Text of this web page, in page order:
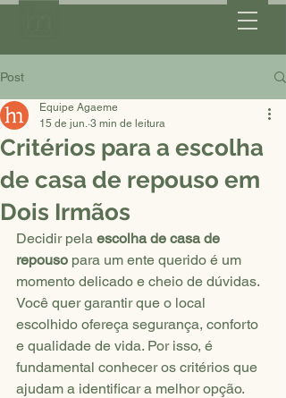
Post
Critérios para a escolha
de casa de repouso em
Dois Irmãos
Equipe Agaeme
15 de jun. 3 min de leitura
Decidir pela escolha de casa de
repouso para um ente querido é um
momento delicado e cheio de dúvidas.
Você quer garantir que o local
escolhido ofereça segurança, conforto
e qualidade de vida. Por isso, é
fundamental conhecer os critérios que
ajudam a identificar a melhor opção.